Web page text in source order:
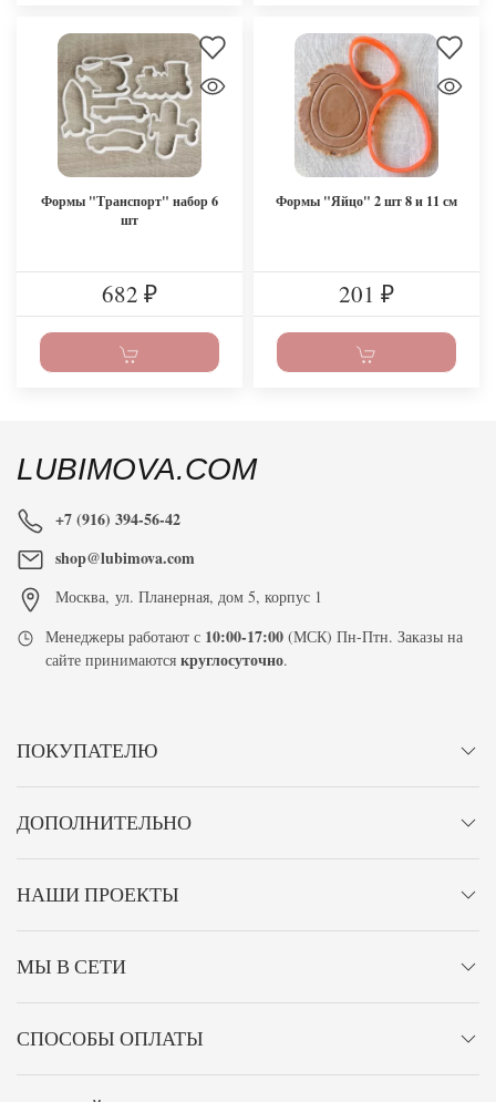
Формы "Транспорт" набор 6
шт
682 ₽
Формы "Яйцо" 2 шт 8 и 11 см
201 ₽
LUBIMOVA.COM
+7 (916) 394-56-42
shop@lubimova.com
Москва, ул. Планерная, дом 5, корпус 1
Менеджеры работают с 10:00-17:00 (МСК) Пн-Птн. Заказы на
сайте принимаютсякруглосуточно.
ПОКУПАТЕЛЮ
ДОПОЛНИТЕЛЬНО
НАШИ ПРОЕКТЫ
МЫ В СЕТИ
СПОСОБЫ ОПЛАТЫ